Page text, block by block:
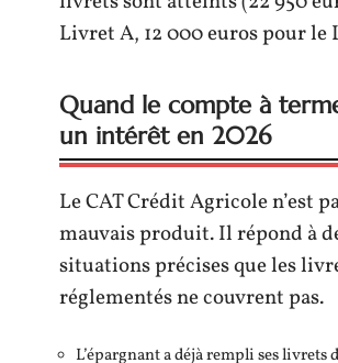
Livret A, 12 000 euros pour le
Quand le compte à
un intérêt en 2026
Le CAT Crédit Agricole n’est
mauvais produit. Il répond à
situations précises que les
réglementés ne couvrent pas.
L’épargnant a déjà rempli ses livrets